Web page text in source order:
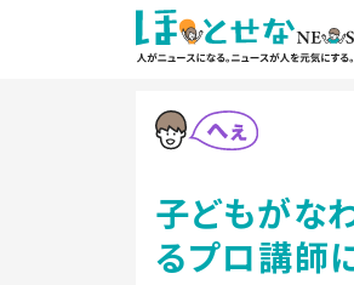
子どもがな
るプロ講師